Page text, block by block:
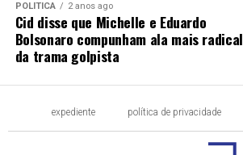
POLÍTICA 2 anos ago
Cid disse que Michelle e Eduardo
Bolsonaro compunham ala mais radical
da trama golpista
expediente política de privacidade